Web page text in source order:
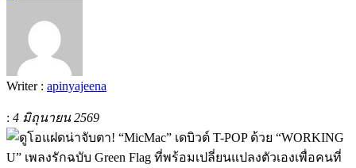
Writer : apinyajeena
: 4 มิถุนายน 2569